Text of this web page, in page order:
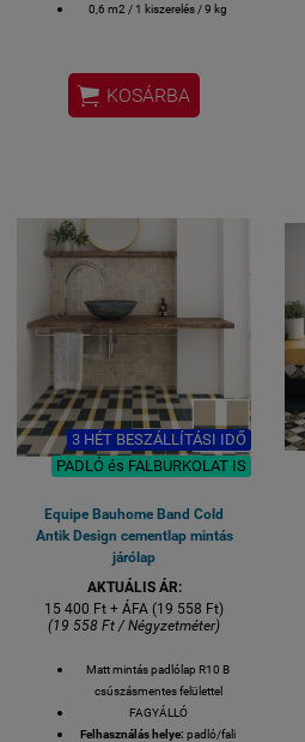
0,6 m2 / 1 kiszerelés / 9 kg
Gyári kerámia élvédő is kapható
az adott színű Equipe
csempéhez.
 KOSÁRBA
3 HÉT BESZÁLLÍTÁSI IDŐ
PADLÓ és FALBURKOLAT IS
Equipe Bauhome Band Cold
Antik Design cementlap mintás
járólap
AKTUÁLIS ÁR:
15 400 Ft + ÁFA (19 558 Ft)
(19 558 Ft / Négyzetméter)
Matt mintás padlólap R10 B
csúszásmentes felülettel
FAGYÁLLÓ
Felhasználás helye: padló/fali